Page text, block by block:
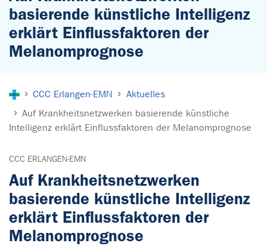
basierende künstliche Intelligenz
erklärt Einflussfaktoren der
Melanomprognose
CCC Erlangen-EMN
Aktuelles
Auf Krankheitsnetzwerken basierende künstliche
Intelligenz erklärt Einflussfaktoren der Melanomprognose
CCC ERLANGEN-EMN
Auf Krankheitsnetzwerken
basierende künstliche Intelligenz
erklärt Einflussfaktoren der
Melanomprognose